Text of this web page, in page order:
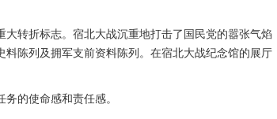
转折标志。宿北大战沉重地打击了国民党的嚣张气焰
陈列及拥军支前资料陈列。在宿北大战纪念馆的展厅
的使命感和责任感。